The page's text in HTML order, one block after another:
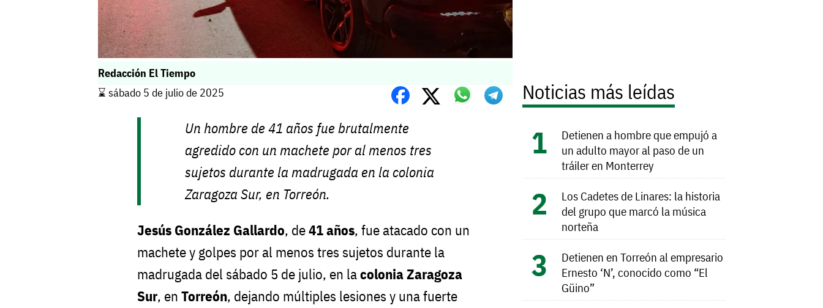
Redacción El Tiempo
⌛️ sábado 5 de julio de 2025
Un hombre de 41 años fue brutalmente
agredido con un machete por al menos tres
sujetos durante la madrugada en la colonia
Zaragoza Sur, en Torreón.
Jesús González Gallardo, de41 años, fue atacado con un
machete y golpes por al menos tres sujetos durante la
madrugada del sábado 5 de julio, en lacolonia Zaragoza
Sur, en Torreón, dejando múltiples lesiones y una fuerte
Noticias más leídas
Detienen a hombre que empujó a
un adulto mayor al paso de un
tráiler en Monterrey
Los Cadetes de Linares: la historia
del grupo que marcó la música
norteña
Detienen en Torreón al empresario
Ernesto ‘N’, conocido como “El
Güino”